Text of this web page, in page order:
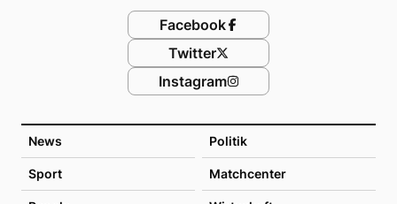
News Politik
Sport Matchcenter
Facebook
Twitter
Instagram